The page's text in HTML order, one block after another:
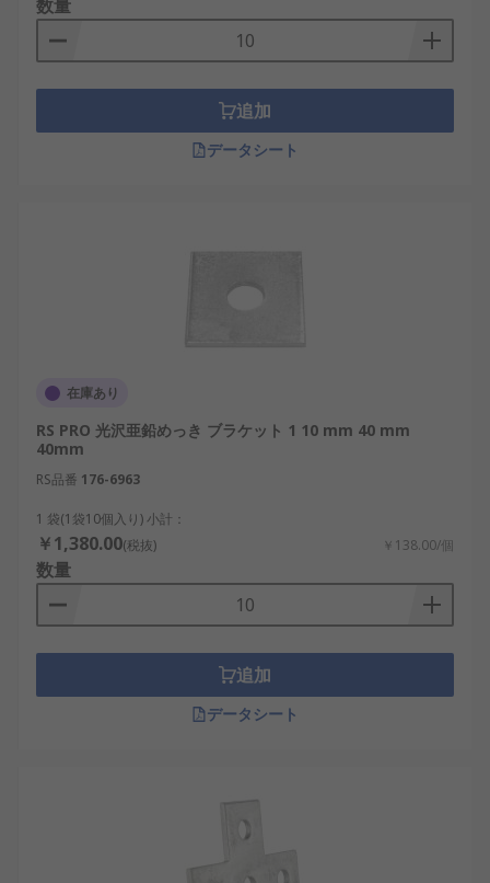
数量
追加
データシート
在庫あり
RS PRO 光沢亜鉛めっき ブラケット 1 10 mm 40 mm
40mm
RS品番 176-6963
1 袋(1袋10個入り) 小計：
￥1,380.00(税抜) ￥138.00/個
数量
追加
データシート